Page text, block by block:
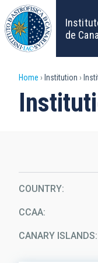
Skip
to
main
content
de
Home Institution
COUNTRY
CCAA
CANARY ISLANDS